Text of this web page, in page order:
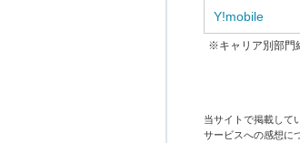
Y!mobile
※キャリア別部門
当サイトで掲載して
サービスへの感想に